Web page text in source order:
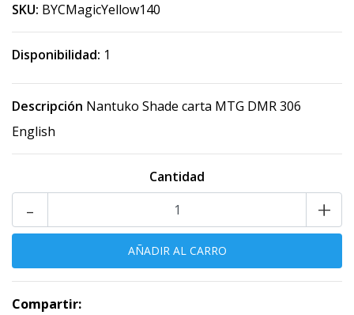
SKU: BYCMagicYellow140
Disponibilidad: 1
Descripción Nantuko Shade carta MTG DMR 306
English
Cantidad
+
-
Compartir: